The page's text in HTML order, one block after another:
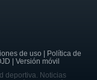
de uso | Política de
| Versión móvil
deportiva. Noticias